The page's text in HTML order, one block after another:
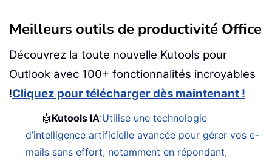
Meilleurs outils de productivité Office
Découvrez la toute nouvelle Kutools pour
Outlook avec 100+ fonctionnalités incroyables
!Cliquez pour télécharger dès maintenant !
🤖 Kutools IA:Utilise une technologie
d’intelligence artificielle avancée pour gérer vos e-
mails sans effort, notamment en répondant,